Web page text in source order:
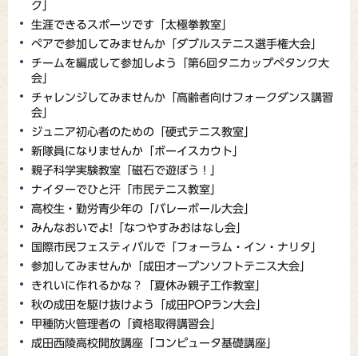
ク」
生涯できるスポーツです「太極拳教室」
ペアで参加してみませんか「ダブルステニス選手権大会」
チームを編成して参加しよう「第6回タニカップペタンク大
会」
チャレンジしてみませんか「高齢者向けフォークダンス講習
会」
ジュニア初心者のための「硬式テニス教室」
新隊員になりませんか「ボーイスカウト」
親子科学実験教室「磁石で遊ぼう！」
ナイターでひと汗「市民テニス教室」
高校生・勤労青少年の「バレーボール大会」
みんなおいでよ!「なつやすみおはなし会」
国際市民フェスティバルで「フォーラム・イン・ナリタ」
参加してみませんか「成田オープンソフトテニス大会」
きれいに作れるかな？「夏休み親子工作教室」
秋の成田を駆け抜けよう「成田POPラン大会」
甲種防火管理者の「資格取得講習会」
成田西陵高校開放講座「コンピュータ基礎講座」